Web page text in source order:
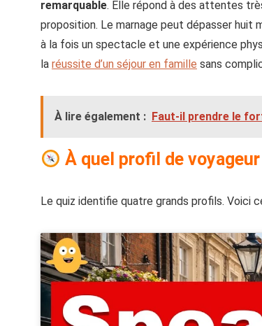
remarquable. Elle répond à des attentes
proposition. Le marnage peut dépasser huit
à la fois un spectacle et une expérience
la réussite d’un séjour en famille sans
À lire également : Faut-il prendre le
À quel profil de
Le quiz identifie quatre grands profils. Voici